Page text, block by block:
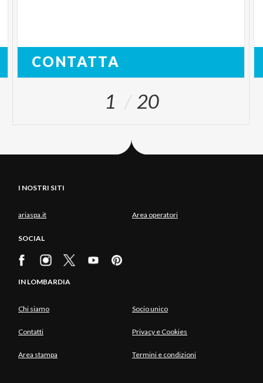
CONTATTA
1 20
I NOSTRI SITI
ariaspa.it Area operatori
SOCIAL
IN LOMBARDIA
Chi siamo Socio unico
Contatti Privacy e Cookies
Area stampa Termini e condizioni